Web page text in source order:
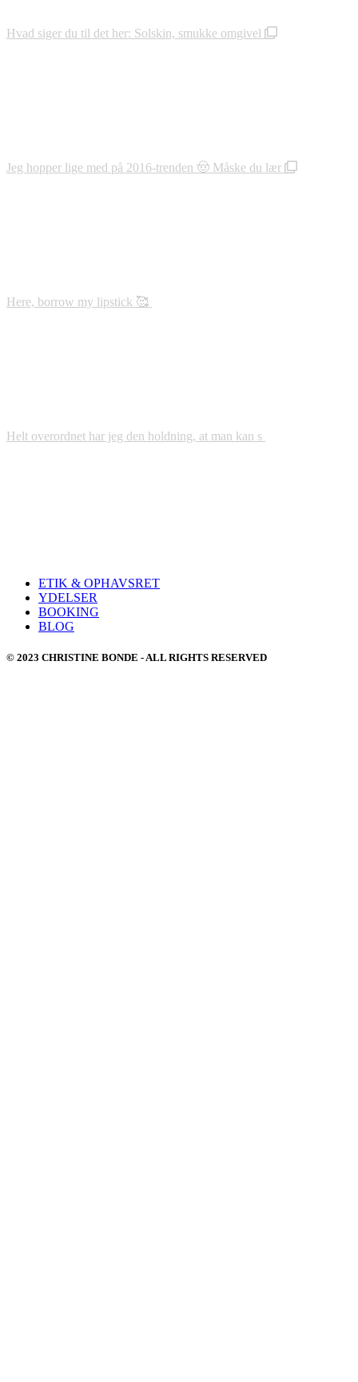
Hvad siger du til det her: Solskin, smukke omgivel
Jeg hopper lige med på 2016-trenden 🤠 Måske du lær
Here, borrow my lipstick 🥰
Helt overordnet har jeg den holdning, at man kan s
ETIK & OPHAVSRET
YDELSER
BOOKING
BLOG
© 2023 CHRISTINE BONDE - ALL RIGHTS RESERVED